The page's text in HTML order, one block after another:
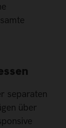
separaten
über